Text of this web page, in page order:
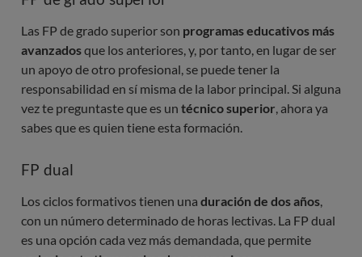
Las FP de grado superior son programas educativos más
avanzadosque los anteriores, y, por tanto, en lugar de ser
un apoyo de otro profesional, se puede tener la
responsabilidad en sí misma de la labor principal. Si alguna
vez te preguntaste que es un técnico superior, ahora ya
sabes que es quien tiene esta formación.
FP dual
Los ciclos formativos tienen una duración de dos años,
con un número determinado de horas lectivas. La FP dual
es una opción cada vez más demandada, que permite